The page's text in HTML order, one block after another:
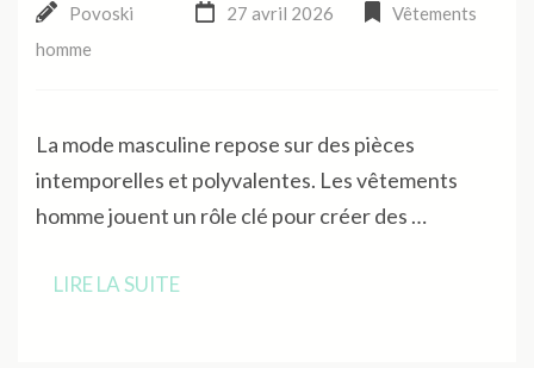
Povoski 27 avril 2026
Vêtements
homme
La mode masculine repose sur des pièces
intemporelles et polyvalentes. Les vêtements
homme jouent un rôle clé pour créer des …
LIRE LA SUITE